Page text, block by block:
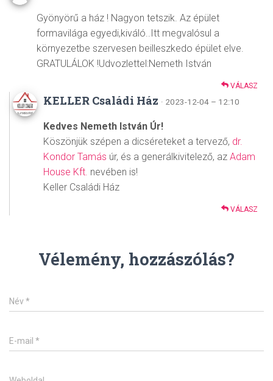
Gyönyörű a ház ! Nagyon tetszik. Az épület
formavilága egyedi,kiváló..Itt megvalósul a
környezetbe szervesen beilleszkedo épület elve.
GRATULÁLOK !Udvozlettel:Nemeth István
VÁLASZ
KELLER Családi Ház · 2023-12-04 – 12:10
Kedves Nemeth István Úr!
Köszönjük szépen a dicséreteket a tervező, dr.
Kondor Tamás úr, és a generálkivitelező, az Adam
House Kft. nevében is!
Keller Családi Ház
VÁLASZ
Vélemény, hozzászólás?
Név*
E-mail *